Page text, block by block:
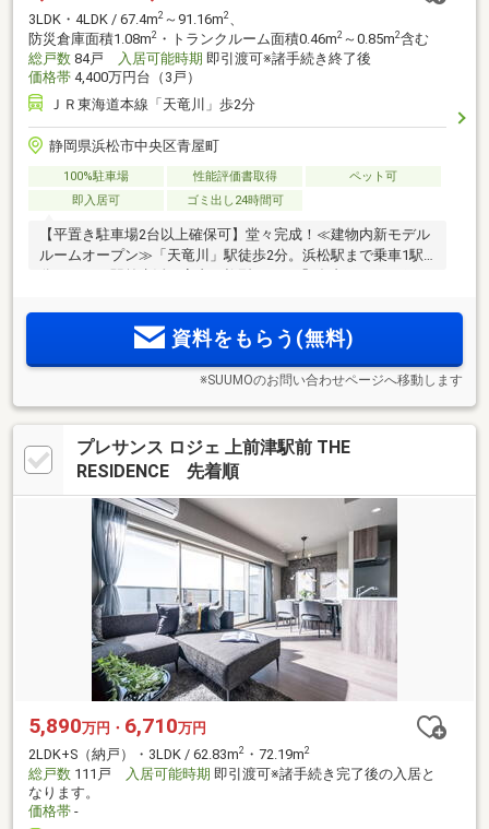
3LDK・4LDK / 67.4m2 ～91.16m2、
防災倉庫面積1.08m2 ・トランクルーム面積0.46m2 ～0.85m2含む
総戸数 84戸 入居可能時期 即引渡可※諸手続き終了後
価格帯 4,400万円台（3戸）
ＪＲ東海道本線「天竜川」歩2分
静岡県浜松市中央区青屋町
100%駐車場 性能評価書取得
ペット可
即入居可
ゴミ出し24時間可
【平置き駐車場2台以上確保可】堂々完成！≪建物内新モデル
ルームオープン≫「天竜川」駅徒歩2分。浜松駅まで乗車1駅4
なIoT対応マンション
資料をもらう(無料)
※SUUMOのお問い合わせページへ移動します
プレサンス ロジェ 上前津駅前 THE
RESIDENCE 先着順
5,890万円・ 6,710万円
2LDK+S（納戸）・3LDK / 62.83m2 ・72.19m2
総戸数 111戸 入居可能時期 即引渡可※諸手続き完了後の入居と
なります。
価格帯 -